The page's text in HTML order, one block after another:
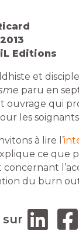
Editions
et
paru en
ouvrage qui
les
à lire l’
ce que
du burn
sur